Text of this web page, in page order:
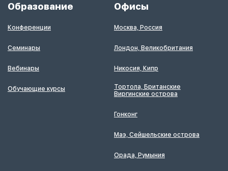
Образование
Конференции
Семинары
Вебинары
Обучающие курсы
Офисы
Москва, Россия
Лондон, Великобритания
Никосия, Кипр
Тортола, Британские
Виргинские острова
Гонконг
Маэ, Сейшельские острова
Орада, Румыния